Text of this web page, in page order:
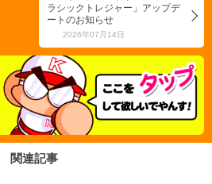
ラシックトレジャー」アップデ
ートのお知らせ
2026年07月14日
関連記事